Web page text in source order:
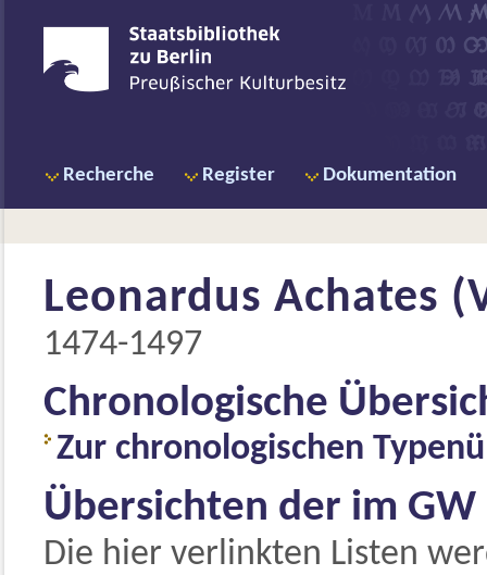
Recherche Register Dokumentation
Leonardus Achates
1474-1497
Chronologische
Zur chronologischen
Übersichten der im
Die hier verlinkten Listen